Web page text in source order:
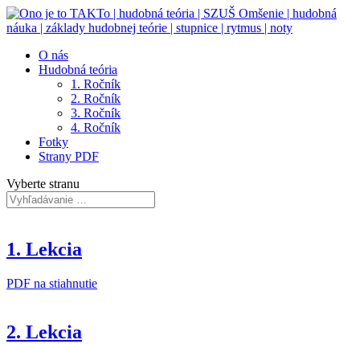
O nás
Hudobná teória
1. Ročník
2. Ročník
3. Ročník
4. Ročník
Fotky
Strany PDF
Vyberte stranu
1. Lekcia
PDF na stiahnutie
2. Lekcia